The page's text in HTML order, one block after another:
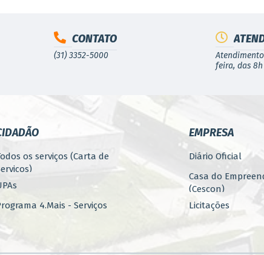
CONTATO
(31) 3352-5000
feira, das 8h
os serviços (Carta de
4.Mais - Serviços
EMPRESA
Diário Oficial
Casa do
(Cescon)
Licitações